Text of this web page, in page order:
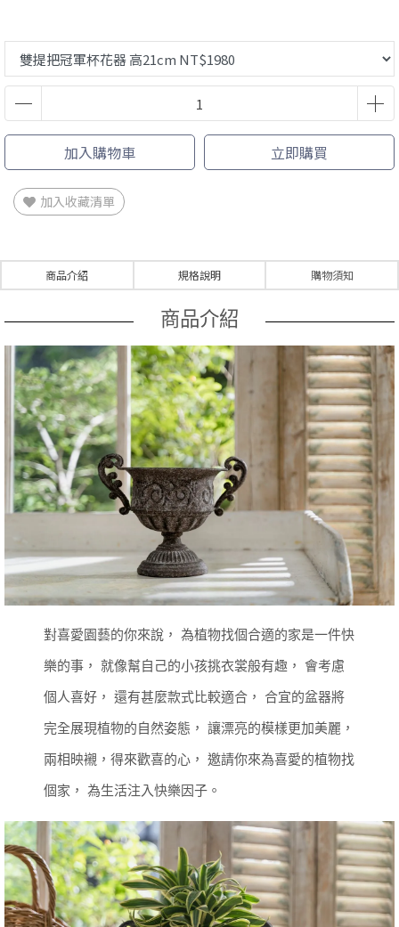
加入購物車 立即購買
加入收藏清單
商品介紹 規格說明 購物須知
商品介紹
對喜愛園藝的你來說， 為植物找個合適的家是一件快
樂的事， 就像幫自己的小孩挑衣裳般有趣， 會考慮
個人喜好， 還有甚麼款式比較適合， 合宜的盆器將
完全展現植物的自然姿態， 讓漂亮的模樣更加美麗，
兩相映襯，得來歡喜的心， 邀請你來為喜愛的植物找
個家， 為生活注入快樂因子。